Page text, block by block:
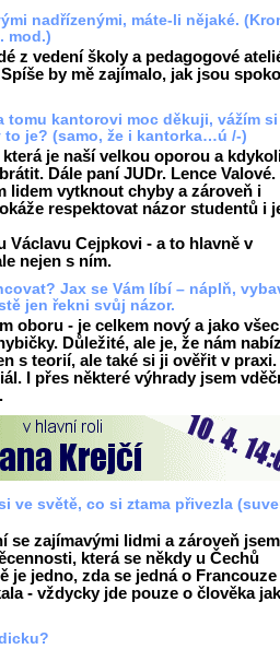
nadřízenými, máte-li nějaké.
mod.)
z vedení školy a pedagogové
by mě zajímalo, jak jsou
tomu kantorovi moc děkuji, vážím
je? (samo, že i kantorka…ú /-)
je naší velkou oporou a
Dále paní JUDr. Lence Valové.
lidem vytknout chyby a zároveň i
respektovat názor studentů i
Václavu Cejpkovi - a to hlavně v
nejen s ním.
Jax se Vám líbí – náplň,
jen řekni svůj názor.
oboru - je celkem nový a jako
Důležité, ale je, že nám
s teorií, ale také si ji ověřit v praxi.
I přes některé výhrady jsem
ve světě, co si ztama přivezla
se zajímavými lidmi a zároveň
která se někdy u Čechů
je jedno, zda se jedná o Francouze
- vždycky jde pouze o člověka